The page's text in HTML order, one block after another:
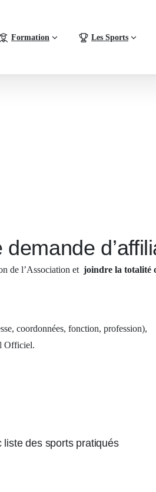
Formation Les Sports
de l’Association et joindre la totalité
coordonnées, fonction, profession),
Officiel.
liste des sports pratiqués